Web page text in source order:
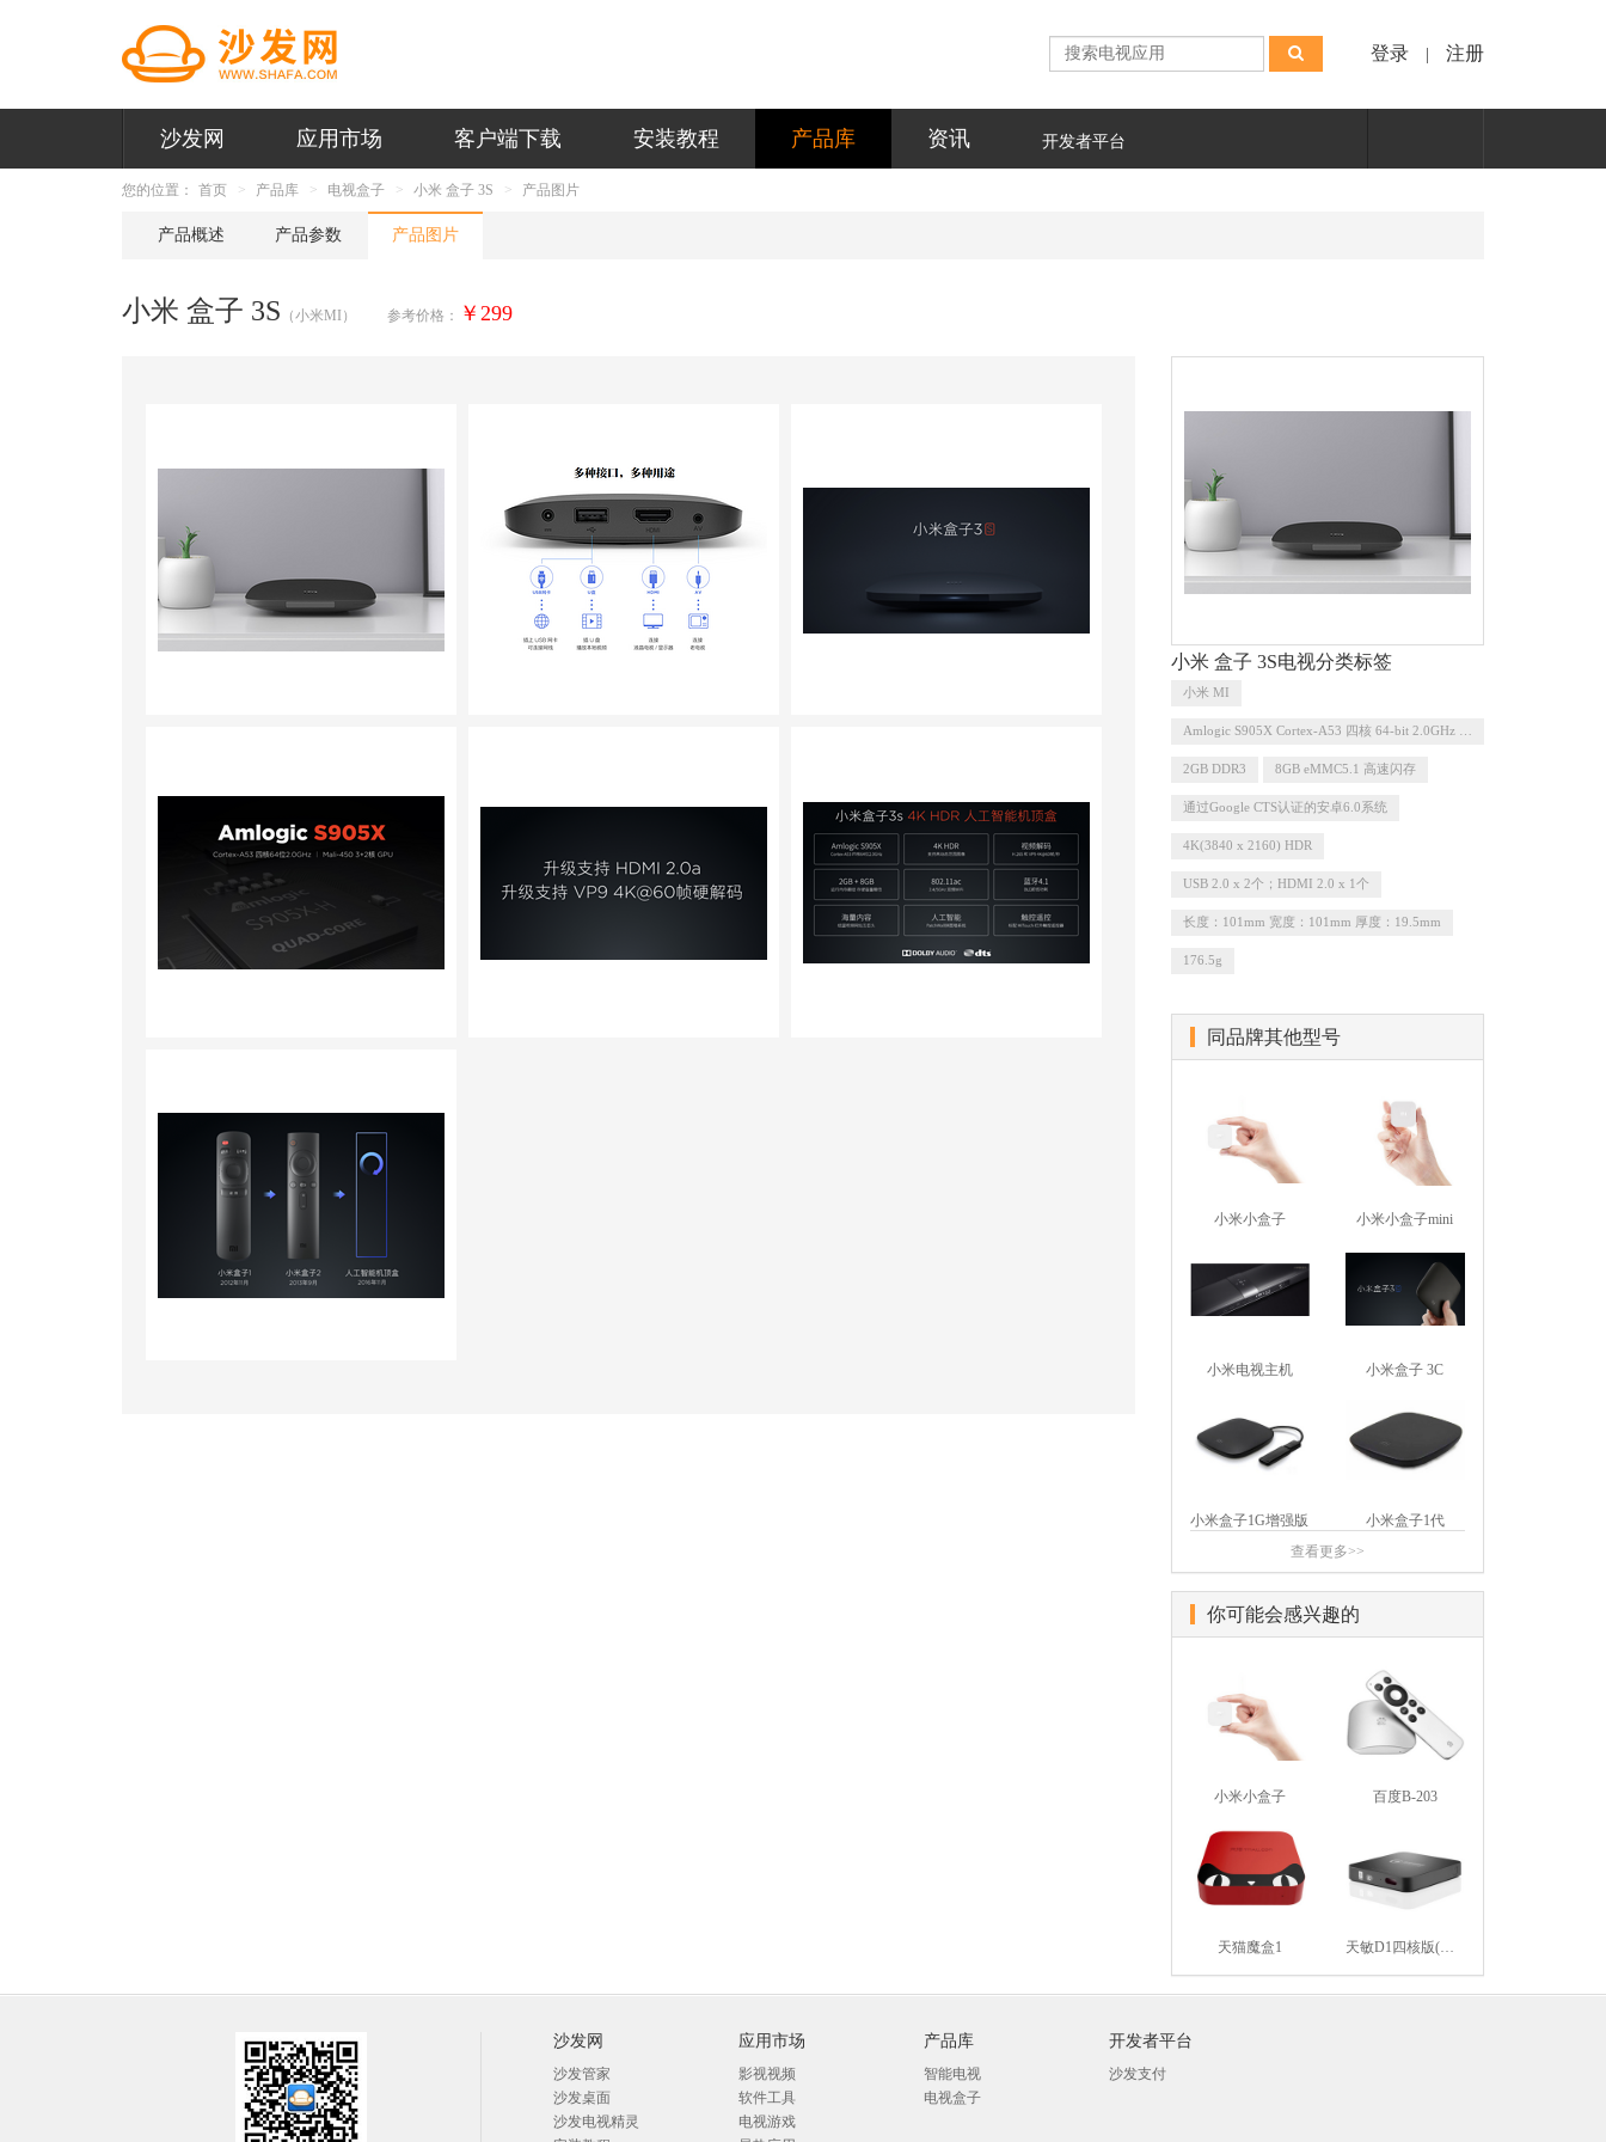
登录 注册
沙发网 应用市场 客户端下载 安装教程 产品库 资讯 开发者平台
您的位置： 首页 产品库 电视盒子 小米 盒子 3S 产品图片
产品概述 产品参数 产品图片
小米 盒子 3S （小米MI） 参考价格： ￥299
小米 盒子 3S电视分类标签
小米 MI
2GB DDR3 8GB eMMC5.1 高速闪存
通过Google CTS认证的安卓6.0系统
4K(3840 x 2160) HDR
USB 2.0 x 2个；HDMI 2.0 x 1个
长度：101mm 宽度：101mm 厚度：19.5mm
176.5g
同品牌其他型号
小米小盒子 小米小盒子mini
小米电视主机 小米盒子 3C
小米盒子1G增强版
小米盒子1代
查看更多>>
你可能会感兴趣的
小米小盒子 百度B-203
天猫魔盒1 天敏D1四核版(黑色)
沙发网
沙发管家
沙发桌面
沙发电视精灵
应用市场
影视视频
软件工具
电视游戏
产品库
智能电视
电视盒子
开发者平台
沙发支付